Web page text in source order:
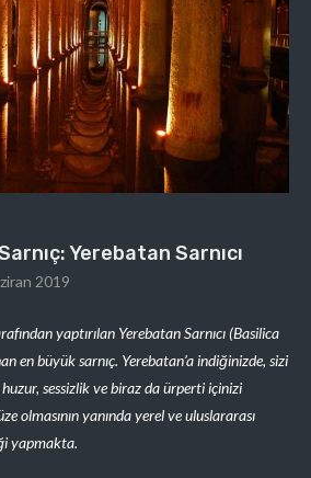
Yerebatan Sarnıcı
2019
yaptırılan Yerebatan Sarnıcı (Basilica
en büyük sarnıç. Yerebatan’a indiğinizde, sizi
sessizlik ve biraz da ürperti içinizi
olmasının yanında yerel ve uluslararası
yapmakta.